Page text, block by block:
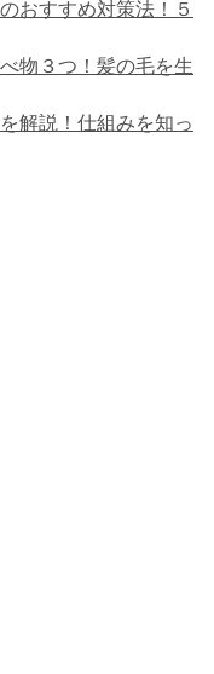
おすすめ対策法！５
物３つ！髪の毛を生
解説！仕組みを知っ